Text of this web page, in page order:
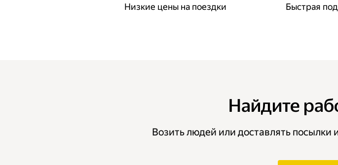
Низкие цены на поездки Быстрая
Найдите
Возить людей или доставлять